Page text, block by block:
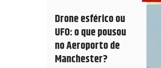
Drone esférico ou
UFO: o que pousou
no Aeroporto de
Manchester?